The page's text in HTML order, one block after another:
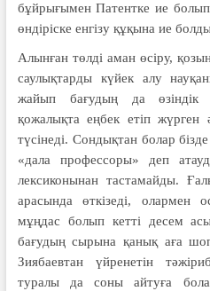
бұйрығымен Патентке ие
өндіріске енгізу құқына ие
Алынған төлді аман өсіру,
саулықтарды күйек алу
жайып бағудың да өзіндік
қожалықта еңбек етіп
түсінеді. Сондықтан болар
«дала профессоры» деп
лексиконынан тастамайды.
арасында өткізеді, олармен
мұңдас болып кетті десем
бағудың сырына қанық аға
Зиябаевтан үйренетін
туралы да соны айтуға